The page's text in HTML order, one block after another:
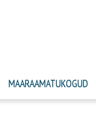
MAARAAMATUKOGUD